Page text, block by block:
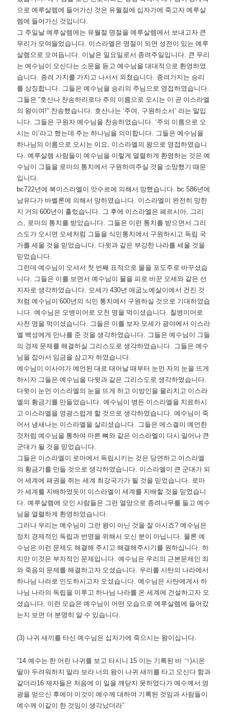
으로 예루살렘에 들어가신 것은 유월절에 십자가에 죽고자 예루살
렘에 들어가신 것입니다.
그 주일날 예루살렘에는 유월절 명절을 예루살렘에서 보내고자 큰
무리가 모여들었습니다. 이스라엘은 명절이 되면 성전이 있는 예루
살렘으로 모여듭니다. 이날은 일요일로서 종려주일입니다. 큰 무리
는 예수님이 오신다는 소문을 듣고 예수님을 대대적으로 환영하였
습니다. 종려 가지를 가지고 나서서 외쳤습니다. 종려가지는 승리
를 상징합니다. 그들은 예수님을 승리의 주님으로 영접하였습니다.
그들은“호산나 찬송하리로다 주의 이름으로 오시는 이 곧 이스라엘
의 왕이여 !” 찬송했습니다. 호산나는‘주여 , 구원하소서’ 라는 말입
니다. 그들은 구원자 예수님을 찬송하였습니다. ‘주의 이름으로 오
시는 이’라고 했는데 주는 하나님을 의미합니다. 그들은 예수님을
하나님의 이름으로 오시는 이요, 이스라엘의 왕으로 영접하였습니
다.예루살렘 사람들이 예수님을 이렇게 열렬하게 환영하는 것은 예
수님이 그들을 로마의 통치에서 구원하여주실 것을 소망했기 때문
입니다.
bc722년에 북이스라엘이 앗수르에 의해서 망했습니다. bc 586년에
남유다가 바벨론에 의해서 망하였습니다. 이스라엘이 완전히 망한
지 거의600년이 흘렀습니다. 그 후에 이스라엘은 폐르시아, 그리
스, 로마의 통치를 받았습니다. 그들은 이런 통치를 받으면서 그리
스도가 오시면 모세처럼 그들을 식민통치에서 구원하시고 독립 국
가를 세울 것을 믿었습니다. 다윗과 같은 부강한 나라를 세울 것을
믿었습니다.
그런데 예수님이 오셔서 첫 번째 표적으로 물을 포도주로 바꾸셨습
니다. 그들은 이를 보면서 예수님이 물을 피로 바꾼 모세와 같은 선
지자로 생각하였습니다. 모세가430년 애굽노예살이에서 건진 것
처럼 예수님이600년의 식민 통치에서 구원하실 것으로 기대하였습
니다.예수님은 오병이어로 오천 명을 먹이셨습니다. 칠병이어로
사천 명을 먹이셨습니다. 그들은 이를 보자 모세가 광야에서 이스라
엘 백성에게 만나를 준 것을 생각하였습니다. 그들은 예수님이 그들
의 경제 문제를 해결하실 그리스도로 생각하였습니다. 그들은 예수
님을 잡아서 임금을 삼고자 하였습니다.
예수님이 이사야가 예언된 대로 태어날 때부터 눈먼 자의 눈을 뜨게
하시자 그들은 예수님을 다윗과 같은 그리스도로 생각하였습니다.
다윗이 눈먼 이스라엘의 눈을 뜨게 하고 이방인을 물리치고 이스라
엘의 황금기를 만들었습니다.예수님이 병든 이스라엘을 치료하시
고 이스라엘을 영광스럽게 할 것으로 생각하였습니다.예수님이 죽
어서 냄새나는 이스라엘을 살리셨습니다. 그들은 에스겔이 예언한
것처럼 예수님을 통하여 마른 뼈와 같은 이스라엘이 다시 일어나 큰
군대가 될 것을 믿었습니다.
그들은 이스라엘이 로마에서 독립시키는 것은 당연하고 이스라엘
의 황금기를 만들 것으로 생각하였습니다. 이스라엘이 큰 군대가 되
어 세계에 패권을 쥐는 세계 최강국가가 될 것을 믿었습니다. 로마
가 세계를 지배하였듯이 이스라엘이 세계를 지배할 것을 믿었습니
다.예루살렘에 모인 사람들은 그런 열망으로 종려나무를 들고 예수
님을 열렬하게 환영하였습니다.
그러나 우리는 예수님이 그런 왕이 아닌 것을 잘 아시죠?예수님은
정치 경제적인 독립과 번영을 위해서 오신 분이 아닙니다. 물론 예
수님은 이런 문제도 해결해 주시고 해결해주시기를 원하십니다.하
지만 이것은 부차적인 문제입니다.예수님은 우리의 근본문제인 죄
와 죽음의 문제를 해결하고자 오셨습니다. 우리를 사탄의 나라에서
하나님 나라로 인도하시고자 오셨습니다.예수님은 사탄에게서 하
나님 나라의 독립을 이루고 하나님 나라를 온 세계에 건설하고자 오
셨습니다. 이런 모습은 예수님이 어떤 모습으로 예루살렘에 들어갔
는지 보면 더 분명히 알 수 있습니다.
(3) 나귀 새끼를 타신 예수님은 십자가에 죽으시는 왕이십니다.
“14예수는 한 어린 나귀를 보고 타시니 15 이는 기록된 바 ㄱ)시온
딸아 두려워하지 말라 보라 너의 왕이 나귀 새끼를 타고 오신다 함과
같더라16제자들은 처음에 이 일을 깨닫지 못하였다가 예수께서 영
광을 얻으신 후에야 이것이 예수께 대하여 기록된 것임과 사람들이
예수께 이같이 한 것임이 생각났더라”